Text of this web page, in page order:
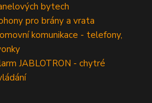
bytech
pro brány a vrata
komunikace - telefony,
JABLOTRON - chytré